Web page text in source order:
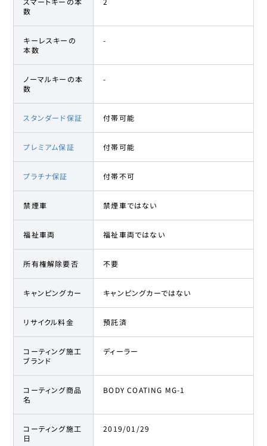
数
キーレスキーの
本数
-
ノーマルキーの本
数
-
スタンダード保証 付帯可能
プレミアム保証 付帯可能
プラチナ保証 付帯不可
禁煙車 禁煙車ではない
福祉車両 福祉車両ではない
所有権解除要否 不要
キャンピングカー キャンピングカーではない
リサイクル料金 預託済
コーティング施工
ブランド
ディーラー
コーティング商品
名
BODY COATING MG-1
コーティング施工
日
2019/01/29